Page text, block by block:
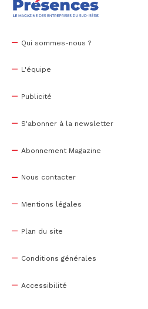
Qui sommes-nous ?
L'équipe
Publicité
S'abonner à la newsletter
Abonnement Magazine
Nous contacter
Mentions légales
Plan du site
Conditions générales
Accessibilité